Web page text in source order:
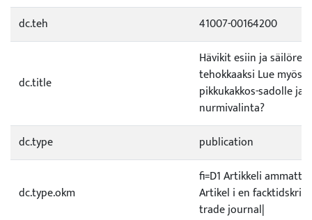
dc.teh
41007-00164200
dc.title
Hävikit esiin ja
tehokkaaksi Lue myös,
pikkukakkos-sadolle ja
nurmivalinta?
dc.type
publication
dc.type.okm
fi=D1 Artikkeli
Artikel i en
trade journal|